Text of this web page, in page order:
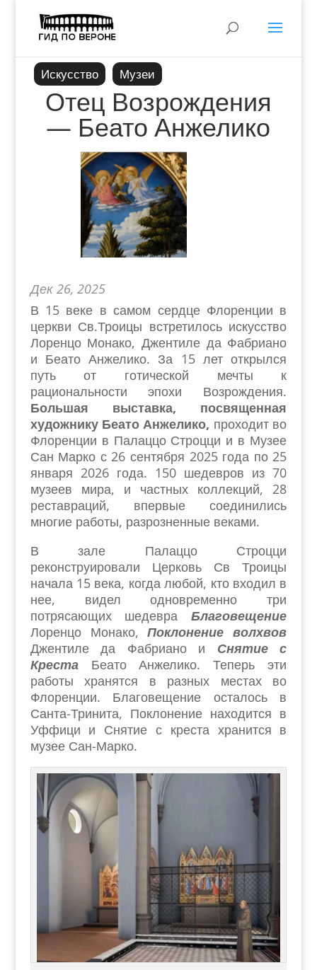
Искусство Музеи
Отец Возрождения
— Беато Анжелико
Дек 26, 2025
В 15 веке в самом сердце Флоренции в
церкви Св.Троицы встретилось искусство
Лоренцо Монако, Джентиле да Фабриано
и Беато Анжелико. За 15 лет открылся
путь от готической мечты к
рациональности эпохи Возрождения.
Большая выставка, посвященная
художнику Беато Анжелико, проходит во
Флоренции в Палаццо Строцци и в Музее
Сан Марко с 26 сентября 2025 года по 25
января 2026 года. 150 шедевров из 70
музеев мира, и частных коллекций, 28
реставраций, впервые соединились
многие работы, разрозненные веками.
В зале Палаццо Строцци
реконструировали Церковь Св Троицы
начала 15 века, когда любой, кто входил в
нее, видел одновременно три
потрясающих шедевраБлаговещение
Лоренцо Монако,Поклонение волхвов
Джентиле да Фабриано и Снятие с
КрестаБеато Анжелико. Теперь эти
работы хранятся в разных местах во
Флоренции. Благовещение осталось в
Санта-Тринита, Поклонение находится в
Уффици и Снятие с креста хранится в
музее Сан-Марко.